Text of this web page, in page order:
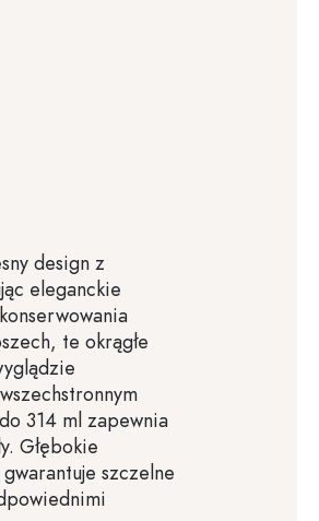
design z
eleganckie
te okrągłe
314 ml zapewnia
Głębokie
szczelne